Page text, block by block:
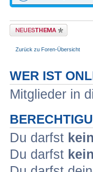
Neues Thema erstellen
Zurück zu Foren-Übersicht
WER IST
Mitglieder in
Du darfst
Du darfst